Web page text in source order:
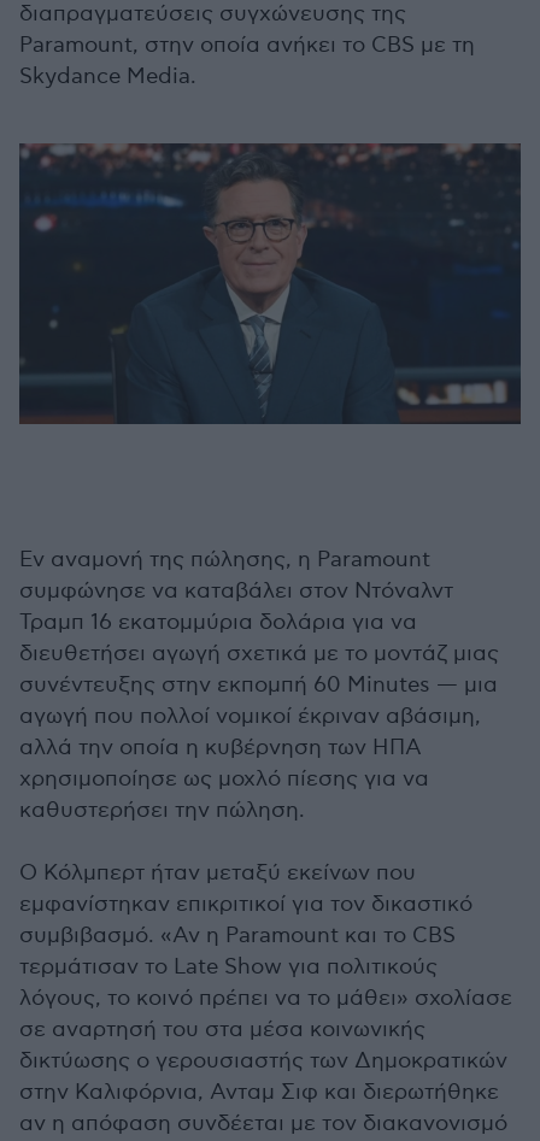
διαπραγματεύσεις συγχώνευσης της
Paramount, στην οποία ανήκει το CBS με τη
Skydance Media.
Εν αναμονή της πώλησης, η Paramount
συμφώνησε να καταβάλει στον Ντόναλντ
Τραμπ 16 εκατομμύρια δολάρια για να
διευθετήσει αγωγή σχετικά με το μοντάζ μιας
συνέντευξης στην εκπομπή 60 Minutes — μια
αγωγή που πολλοί νομικοί έκριναν αβάσιμη,
αλλά την οποία η κυβέρνηση των ΗΠΑ
χρησιμοποίησε ως μοχλό πίεσης για να
καθυστερήσει την πώληση.
Ο Κόλμπερτ ήταν μεταξύ εκείνων που
εμφανίστηκαν επικριτικοί για τον δικαστικό
συμβιβασμό. «Αν η Paramount και το CBS
τερμάτισαν το Late Show για πολιτικούς
λόγους, το κοινό πρέπει να το μάθει» σχολίασε
σε αναρτησή του στα μέσα κοινωνικής
δικτύωσης ο γερουσιαστής των Δημοκρατικών
στην Καλιφόρνια, Ανταμ Σιφ και διερωτήθηκε
αν η απόφαση συνδέεται με τον διακανονισμό